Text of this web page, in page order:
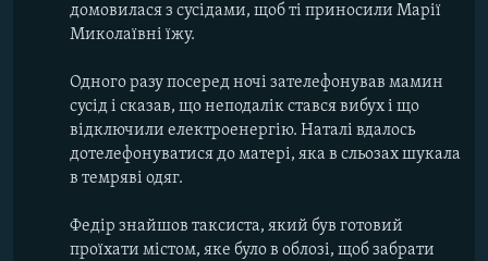
домовилася з сусідами, щоб ті приносили Марії
Миколаївні їжу.
Одного разу посеред ночі зателефонував мамин
сусід і сказав, що неподалік стався вибух і що
відключили електроенергію. Наталі вдалось
дотелефонуватися до матері, яка в сльозах шукала
в темряві одяг.
Федір знайшов таксиста, який був готовий
проїхати містом, яке було в облозі, щоб забрати